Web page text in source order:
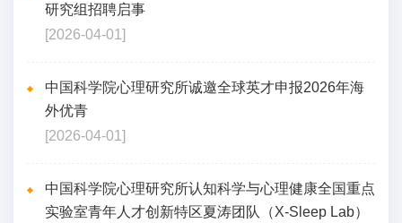
研究组招聘启事
[2026-04-01]
中国科学院心理研究所诚邀全球英才申报2026年海
外优青
[2026-04-01]
中国科学院心理研究所认知科学与心理健康全国重点
实验室青年人才创新特区夏涛团队（X-Sleep Lab）